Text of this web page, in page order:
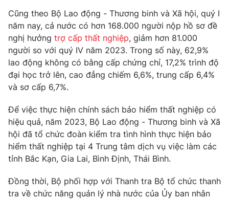
Giải sao mai
Làm đẹp
Chất lượng cuộc sống
Tuyển sinh
Học trực tuyến
Công nghệ
Hitech Công nghệ tương lai
Sản phẩm
Thị trường
Tư vấn
Giao lưu trực tuyến
Lịch phát sóng
Chuyên mục khác
Emagazine Podcast
Photo Infographic
Cũng theo Bộ Lao động - Thương binh và Xã hội, quý I
năm nay, cả nước có hơn 168.000 người nộp hồ sơ đề
nghị hưởng trợ cấp thất nghiệp, giảm hơn 81.000
người so với quý IV năm 2023. Trong số này, 62,9%
lao động không có bằng cấp chứng chỉ, 17,2% trình độ
đại học trở lên, cao đẳng chiếm 6,6%, trung cấp 6,4%
và sơ cấp 6,7%.
Để việc thực hiện chính sách bảo hiểm thất nghiệp có
hiệu quả, năm 2023, Bộ Lao động - Thương binh và Xã
hội đã tổ chức đoàn kiểm tra tình hình thực hiện bảo
hiểm thất nghiệp tại 4 Trung tâm dịch vụ việc làm các
tỉnh Bắc Kạn, Gia Lai, Bình Định, Thái Bình.
Đồng thời, Bộ phối hợp với Thanh tra Bộ tổ chức thanh
tra về chức năng quản lý nhà nước của Ủy ban nhân